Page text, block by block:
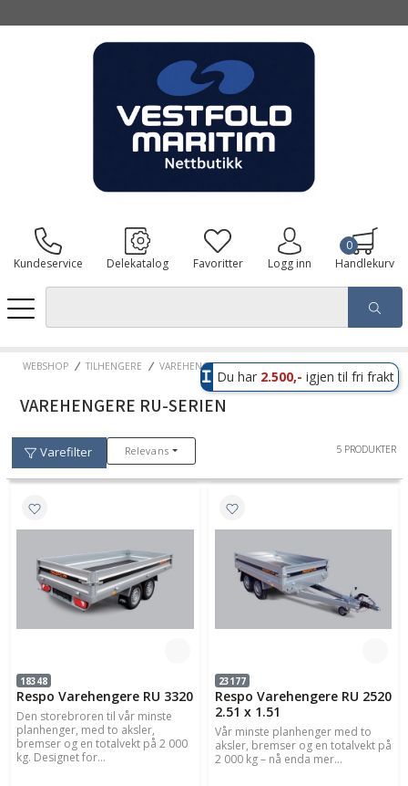
Kundeservice Delekatalog Favoritter Logg inn Handlekurv
0
WEBSHOP TILHENGERE VAREHENGERE RU-SERIEN
Du har 2.500,- igjen til fri frakt
VAREHENGERE RU-SERIEN
Varefilter Relevans 5 PRODUKTER
18348
Respo Varehengere RU 3320
Den storebroren til vår minste
planhenger, med to aksler,
bremser og en totalvekt på 2 000
kg. Designet for...
23177
Respo Varehengere RU 2520
2.51 x 1.51
Vår minste planhenger med to
aksler, bremser og en totalvekt på
2 000 kg – nå enda mer...